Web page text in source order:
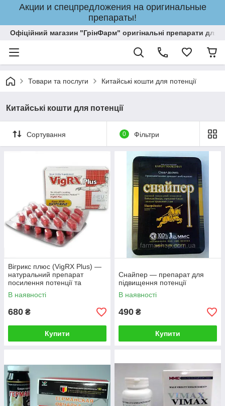
Акции и спецпредложения на оригинальные
препараты!
Офіційний магазин "ГрінФарм" оригінальні препарати для
Товари та послуги Китайські кошти для потенції
Китайські кошти для потенції
Сортування 0 Фільтри
Вігрикс плюс (VigRX Plus) —
натуральний препарат
посилення потенції та
збільшення члена
В наявності
680 ₴
Купити
Снайпер — препарат для
підвищення потенції
В наявності
490 ₴
Купити